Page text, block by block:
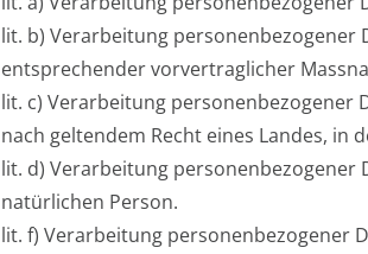
lit. b) Verarbeitung
entsprechender vorvertraglicher
lit. c) Verarbeitung personenbezogener
nach geltendem Recht eines Landes, in
lit. d) Verarbeitung
natürlichen Person.
lit. f) Verarbeitung personenbezogener